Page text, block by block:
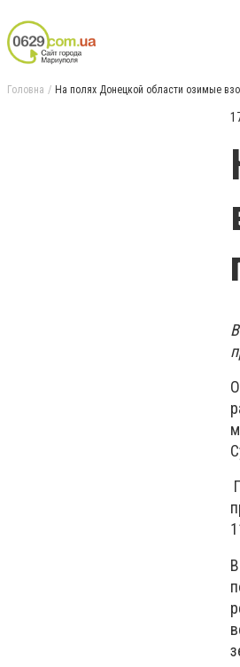
Головна На полях Донецкой области озимые